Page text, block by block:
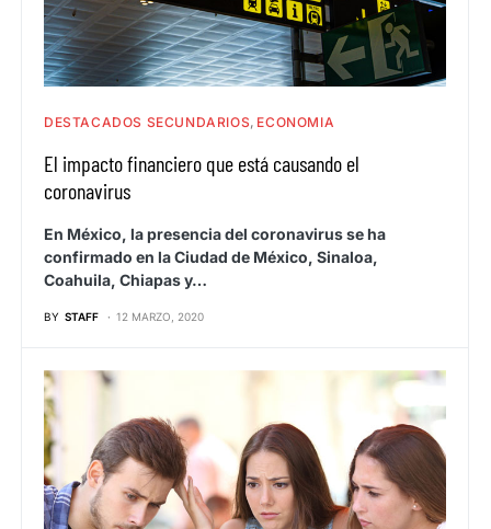
DESTACADOS SECUNDARIOS ECONOMIA
El impacto financiero que está causando el
coronavirus
En México, la presencia del coronavirus se ha
confirmado en la Ciudad de México, Sinaloa,
Coahuila, Chiapas y…
BY STAFF 12 MARZO, 2020